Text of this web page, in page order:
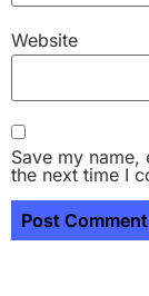
Website
Save my
the next time I